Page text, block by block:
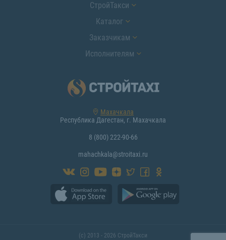
СтройТакси
Каталог
Заказчикам
Исполнителям
Махачкала
Республика Дагестан, г. Махачкала
8 (800) 222-90-66
mahachkala@stroitaxi.ru
(с) 2013 - 2026 СтройТакси